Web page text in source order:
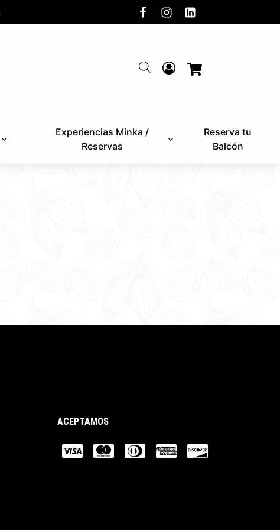
Experiencias Minka /
Reservas
Reserva tu
Balcón
ACEPTAMOS